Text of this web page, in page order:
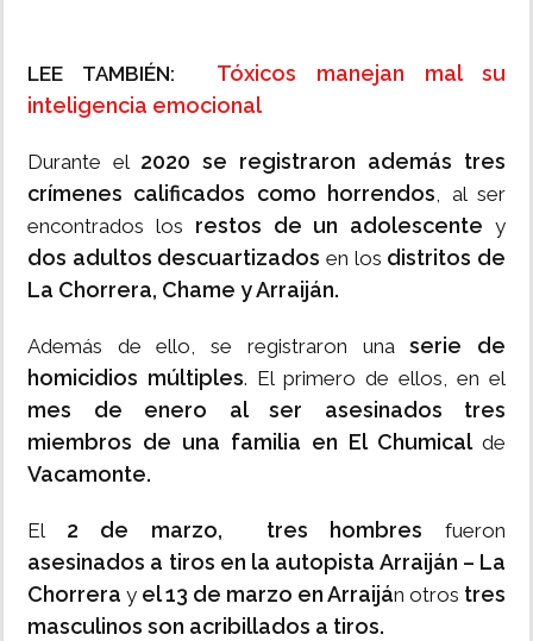
LEE TAMBIÉN: Tóxicos manejan mal su
inteligencia emocional
Durante el 2020 se registraron además tres
crímenes calificados como horrendos, al ser
encontrados los restos de un adolescente y
dos adultos descuartizados en los distritos de
La Chorrera, Chame y Arraiján.
Además de ello, se registraron unaserie de
homicidios múltiples. El primero de ellos, en el
mes de enero al ser asesinados tres
miembros de una familia en El Chumical de
Vacamonte.
El 2 de marzo, tres hombres fueron
asesinados a tiros en la autopista Arraiján – La
Chorrera y el 13 de marzo en Arraiján otros tres
masculinos son acribillados a tiros.